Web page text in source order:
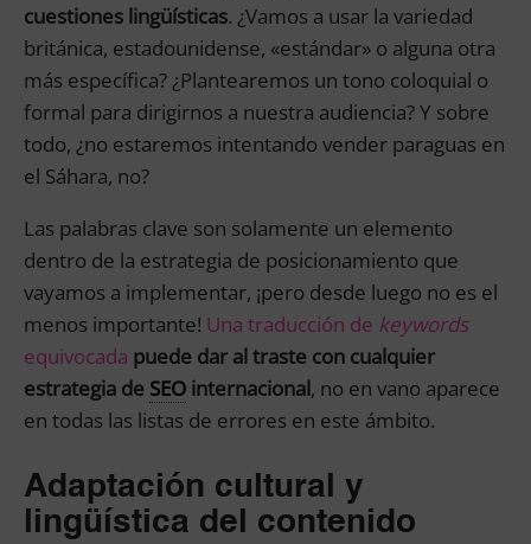
cuestiones lingüísticas. ¿Vamos a usar la variedad
británica, estadounidense, «estándar» o alguna otra
más específica? ¿Plantearemos un tono coloquial o
formal para dirigirnos a nuestra audiencia? Y sobre
todo, ¿no estaremos intentando vender paraguas en
el Sáhara, no?
Las palabras clave son solamente un elemento
dentro de la estrategia de posicionamiento que
vayamos a implementar, ¡pero desde luego no es el
menos importante! Una traducción de keywords
equivocada puede dar al traste con cualquier
estrategia de SEO internacional, no en vano aparece
en todas las listas de errores en este ámbito.
Adaptación cultural y
lingüística del contenido